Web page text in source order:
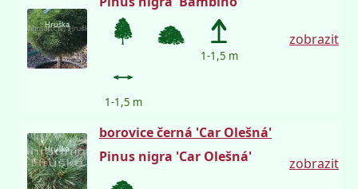
Hruška
1-1,5 m
1-1,5 m
zobrazit
Hruška
borovice černá 'Car Olešná'
Pinus nigra 'Car Olešná'
zobrazit